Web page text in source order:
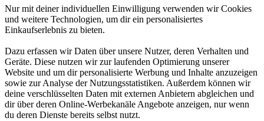
Nur mit deiner individuellen Einwilligung verwenden wir Cookies
und weitere Technologien, um dir ein personalisiertes
Einkaufserlebnis zu bieten.
Dazu erfassen wir Daten über unsere Nutzer, deren Verhalten und
Geräte. Diese nutzen wir zur laufenden Optimierung unserer
Website und um dir personalisierte Werbung und Inhalte anzuzeigen
sowie zur Analyse der Nutzungsstatistiken. Außerdem können wir
deine verschlüsselten Daten mit externen Anbietern abgleichen und
dir über deren Online-Werbekanäle Angebote anzeigen, nur wenn
du deren Dienste bereits selbst nutzt.